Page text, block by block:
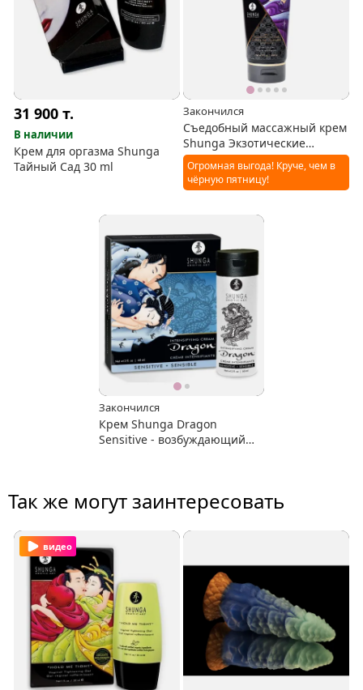
31 900т.
В наличии
Крем для оргазма Shunga
Тайный Сад 30 ml
Закончился
Съедобный массажный крем
Shunga Экзотические
Фрукты
Огромная выгода! Круче, чем в
чёрную пятницу!
Закончился
Крем Shunga Dragon
Sensitive - возбуждающий
Так же могут заинтересовать
видео